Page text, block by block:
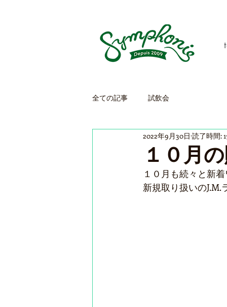
全ての記事 試飲会
１０月
2022年9月30日 読了時間:
１０月も続々と新
新規取り扱いの